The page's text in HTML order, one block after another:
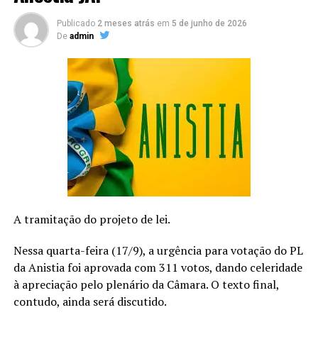
Publicado 2 meses atrás em 5 de junho de 2026
De admin
A tramitação do projeto de lei.
Nessa quarta-feira (17/9), a urgência para votação do PL
da Anistia foi aprovada com 311 votos, dando celeridade
à apreciação pelo plenário da Câmara. O texto final,
contudo, ainda será discutido.